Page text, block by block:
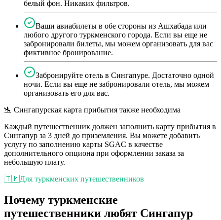
белый фон. Никаких фильтров.
Ваши авиабилеты в обе стороны из Ашхабада или
любого другого туркменского города. Если вы еще не
забронировали билеты, мы можем организовать для вас
фиктивное бронирование.
Забронируйте отель в Сингапуре. Достаточно одной
ночи. Если вы еще не забронировали отель, мы можем
организовать его для вас.
🛬 Сингапурская карта прибытия также необходима
Каждый путешественник должен заполнить карту прибытия в
Сингапур за 3 дней до приземления. Вы можете добавить
услугу по заполнению карты SGAC в качестве
дополнительного опциона при оформлении заказа за
небольшую плату.
🇹🇲Для туркменских путешественников
Почему туркменские
путешественники любят Сингапур